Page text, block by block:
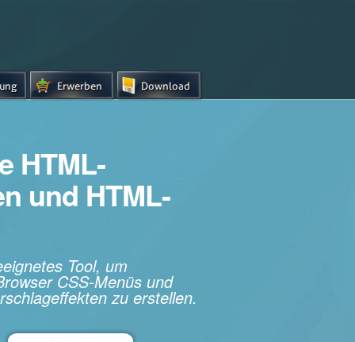
HTML-
und HTML-
Tool, um
CSS-Menüs und
zu erstellen.